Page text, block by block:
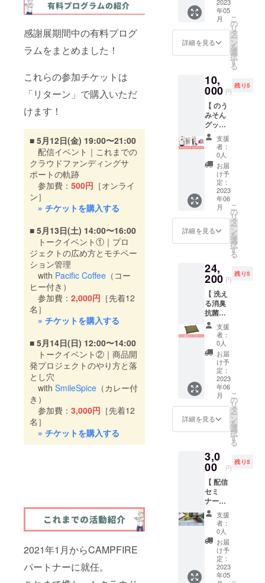
感謝展期間中の有料プログ
ラムをまとめました！
これらの参加チケットは
「リターン」で購入いただ
けます！
■ 5月12日(金) 19:00〜21:00
配信イベント｜これまでの
クラウドファンディングサ
ポートの軌跡
参加費： 500円 ［オンライ
ン］
» チケットを購入する
■ 5月13日(土) 14:00〜16:00
トークイベント①｜プロ
ジェクトの広め方とモチベー
ション管理
with Pacific Coffee （コー
ヒー付き）
参加費： 2,000円 ［先着12
名］
» チケットを購入する
■ 5月14日(日) 12:00〜14:00
トークイベント②｜商品開
発プロジェクトのやり方と落
とし穴
with SmileSpice （カレー付
き）
参加費： 3,000円 ［先着12
名］
» チケットを購入する
2021年1月からCAMPFIRE
パートナーに就任。
nolla 銀
座・築
地（築
地UKビ
ル 5F）
・住
所：東
央区築
地2丁目
6-5 ・
Map：
https://
goo.gl/
maps/k
5xifbNk
Vb3CC
hgB9 〈
Pacific
Coffee
〉 HP：
https://
pacific-
coffee.
com/
witter.c
om/paci
fic__co
ffee
Instagr
am：
https://
www.in
stagra
m.com/
pacific_
_coffee
ターン
支援者
のみご
参加い
がいる
場合は
別途ご
相談く
ださい
※ オン
ライン
配信や
アーカ
イブ配
信はあ
りませ
ん ※ 久
保はる
橋本由
佳 1998
年より
gattoア
ロマテ
ラピー
ルを主
宰。初
心者の
方から
プロの
方まで
満足で
きる講
座を企
画、運
営。内
容は植
物の優
しさ、
楽し
さ、す
ばらし
さを、
アロマ
ピーを
通じて
伝え
る。生
活の知
恵とし
て取り
入れや
すく、
楽しめ
ると定
評。エ
ステサ
ロン、
治療院
などの
アロマ
テラ
ピー導
バイス
など担
当。各
種化粧
品、香
水、お
香と幅
広い香
りのブ
レン
ダーと
しても
活躍。
その香
できな
かった
方はこ
に手に
取って
ると嬉
しいで
す。 〈
内容 〉
・アー
ト写真
集『志
原海
岸』1冊
・お礼
のメッ
セージ
OUTDO
TRIP株
式会社
〉 HP：
OUTDO
TRIP株
式会社
南紀串
本リ
ゾート
大島：
https://r
esortoh
shima.c
om/ In
the
Outdoo
r白浜志
原海
岸：
https://i
ntheout
door.co.
jp/ ※ 送
の金額
となっ
ており
ます ※
起案者
の
「OUT
DOOR
TRIP株
式会
社」か
ら配送
させて
いただ
ヒー豆
（生豆
生産国
ティ
モー
11g 保
存方
法：高
温、多
湿を避
け、開
封後は
お早め
にご賞
味くだ
さい 販
売者：
株式会
BEANS
451-
0042 名
西区那
古野
1−36−5
2 〈 手
ぬぐい
詳細 〉
生地：
知多木
綿 サイ
ズ：W
330mm
×H900
mm デ
ザイ
ン：ロ
ゴデザ
イン担
当のデ
ザイ
武村彩
加さん
〈
ARIMA
TSU
cafe|sp
ace 六
弦と
コット
ン 〉 住
所：愛
知県名
古屋市
緑区有
限：
2023年
6月1日
2023年
12月31
価格：
入場券1
枚500円
〈 入場
券の使
い方 〉
・入場
券をカ
ギ貸出
店舗で
ご提示
いただ
くとカ
ギを借
りるこ
きます
・1チ
冊の本
の持ち
出しが
可能で
す ・本
の返却
は利用
開始日
の翌日
24時ま
でにお
願いし
ます ・
お連れ
様はお
までご
一緒に
いただ
けます
・ひみ
つの本
屋を出
たらカ
ギは借
りた店
舗にお
返しく
ださい
（目安
30分程
度） ・
せ茶
翠」と
「上級
煎茶
粋」が
ギフト
セット
をお届
けしま
す。 〈
内容 〉
・豊好
園ブレ
ンド茶
2種「翠
と粋」
贈答ギ
フト
セット
・お礼
セージ
〈 商品
せ茶 翠
(みどり)
2023年
産合組
品種：
やぶき
た・お
くゆた
か・お
くみど
り・つ
ゆひか
り・や
まか
い・さ
り
※「翠」
した品
種かぶ
せ茶を
ブレン
ド ・上
級煎茶
粋(ピュ
2023年
産合組
品種：
さえみ
どり・
ぷり
使った
新感覚
のクラ
フトジ
プ《 み
んな
エール
》を3本
お届け
しま
す。 こ
の《 み
んな
エール
》を全
国に届
けると
いうプ
ロジェ
クトを
お手伝
した。
〈 内容
〉 ・み
んな
エール
3本（容
量:315
ml/7倍
稀釈）
・お礼
のメッ
セージ
〈 みん
なエー
ル 成分
〉 生姜,
キビ砂
糖, スパ
イス6種
COCCA
RACAF
E 〉
HP：
https://
www.co
ccarac
afe.co
Instagr
am：
https://
www.in
去に担
当した
起案
者・サ
スティ
ナブル
化粧品
ド
『tamot
su -
SKIN
CARE
』との
コラボ
リター
ンで
す。 ク
ラウド
ファン
ディン
グで先
行販売
した第
一弾の
ンエッ
セン
ス」を
ボトル
とパウ
チのお
得な2本
セット
でお届
けしま
す！ ※
本リ
ターン
は感謝
展会場
での現
地受取
液は、
一般的
に配合
率90%
ほどと
言われ
ている
酵母発
酵エキ
ス【ガ
ラクト
ミセス
培養
液】を
年05
月
詳細を見る
こ
の
リ
タ
ー
ン
を
選
択
す
る
10,
000 円
残り5
【 のう
みそん
グッズ
セット
】\\ コラ
ボリ
ターン //
過去に
担当し
た起案
者・ゴ
ルシさ
おりさ
んの
キャラ
「のう
ん」と
のコラ
ボリ
ターン
です。
可愛い
人工生
命体
「のう
みそ
ん」の
グッズ4
種をス
ター
ター
セット
として
の機会
にのう
みそん
のある
生活を
始めて
みま
しょ
う！ 〈
内容 〉
・のう
みそん
グッズ
4種（ス
支援
者：
0人
お届
け予
定：
2023
年06
月
詳細を見る
こ
の
リ
タ
ー
ン
を
選
択
す
る
24,
200 円
残り5
【 洗え
る消臭
抗菌ま
くら 】\\
コラボ
リター
ン // 過
去に担
当した
起案
者・静
岡市葵
区の
『合同
会社
CAL』
ラボリ
ターン
です。
柔道整
復師と
快眠プ
ロ
デュー
サーが
開発し
た洗え
る抗菌
快眠枕
「にわ
支援
者：
0人
お届
け予
定：
2023
年06
月
詳細を見る
こ
の
リ
タ
ー
ン
を
選
択
す
る
3,0
00 円
残り5
【 配信
セミ
ナー参
加券 】\\
クラウ
ドファ
ンディ
ング初
心者向
け // こ
れから
支援
者：
0人
お届
け予
定：
2023
年05